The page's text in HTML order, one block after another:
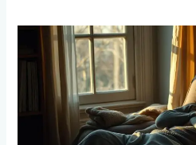
Quimioterapia:
Efectos
Secundarios